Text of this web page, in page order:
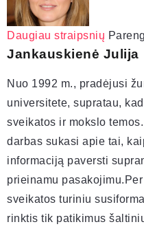
Daugiau straipsnių
Jankauskienė Julija
Nuo 1992 m., pradėjusi
universitete, supratau,
sveikatos ir mokslo
darbas sukasi apie tai,
informaciją paversti
prieinamu
sveikatos turiniu
rinktis tik patikimus